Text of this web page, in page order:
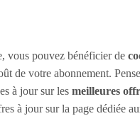
vous pouvez bénéficier de
de votre abonnement.
à jour sur les meilleures
à jour sur la page dédiée